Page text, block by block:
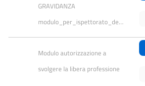
GRAVIDANZA
modulo_per_ispettorato_del_lavoro
Modulo autorizzazione a
svolgere la libera professione